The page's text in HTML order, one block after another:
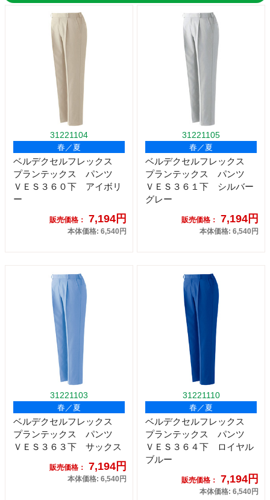
31221104
春／夏
ベルデクセルフレックス
プランテックス パンツ
ＶＥＳ３６０下 アイボリ
ー
販売価格： 7,194円
本体価格: 6,540円
31221105
春／夏
ベルデクセルフレックス
プランテックス パンツ
ＶＥＳ３６１下 シルバー
グレー
販売価格： 7,194円
本体価格: 6,540円
31221103
春／夏
ベルデクセルフレックス
プランテックス パンツ
ＶＥＳ３６３下 サックス
販売価格： 7,194円
本体価格: 6,540円
31221110
春／夏
ベルデクセルフレックス
プランテックス パンツ
ＶＥＳ３６４下 ロイヤル
ブルー
販売価格： 7,194円
本体価格: 6,540円